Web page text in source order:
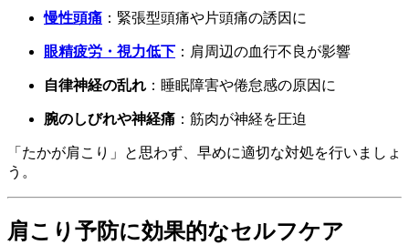
慢性頭痛 ：緊張型頭痛や片頭痛の誘因に
眼精疲労・視力低下 ：肩周辺の血行不良が影響
自律神経の乱れ ：睡眠障害や倦怠感の原因に
腕のしびれや神経痛 ：筋肉が神経を圧迫
「たかが肩こり」と思わず、早めに適切な対処を行いましょ
う。
肩こり予防に効果的なセルフケア